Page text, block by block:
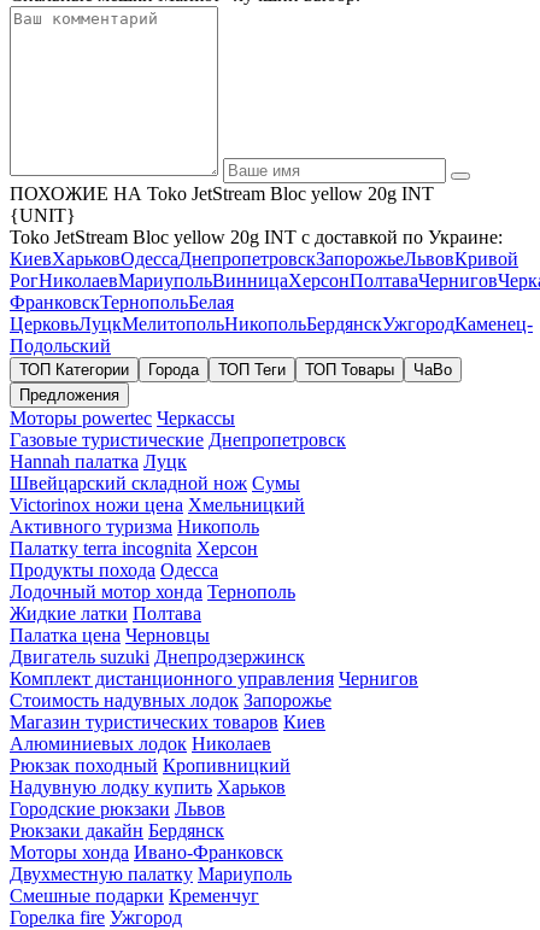
ПОХОЖИЕ НА Toko JetStream Bloc yellow 20g INT
{UNIT}
Toko JetStream Bloc yellow 20g INT с доставкой по Украине:
КиевХарьковОдессаДнепропетровскЗапорожьеЛьвовКривой
РогНиколаевМариупольВинницаХерсонПолтаваЧернигов
ФранковскТернопольБелая
ЦерковьЛуцкМелитопольНикопольБердянскУжгородКаменец-
Подольский
ТОП Категории Города ТОП Теги ТОП Товары
ЧаВо
Предложения
Моторы powertec Черкассы
Газовые туристические Днепропетровск
Hannah палатка Луцк
Швейцарский складной нож Сумы
Victorinox ножи цена Хмельницкий
Активного туризма Никополь
Палатку terra incognita Херсон
Продукты похода Одесса
Лодочный мотор хонда Тернополь
Жидкие латки Полтава
Палатка цена Черновцы
Двигатель suzuki Днепродзержинск
Комплект дистанционного управления Чернигов
Стоимость надувных лодок Запорожье
Магазин туристических товаров Киев
Алюминиевых лодок Николаев
Рюкзак походный Кропивницкий
Надувную лодку купить Харьков
Городские рюкзаки Львов
Рюкзаки дакайн Бердянск
Моторы хонда Ивано-Франковск
Двухместную палатку Мариуполь
Смешные подарки Кременчуг
Горелка fire Ужгород